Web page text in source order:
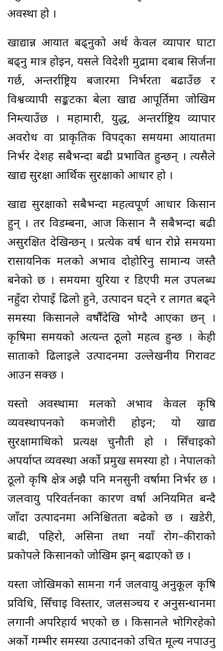
अवस्था हो ।
खाद्यान्न आयात बढ्नुको अर्थ केवल व्यापार घाटा
बढ्नु मात्र होइन, यसले विदेशी मुद्रामा दबाब सिर्जना
गर्छ, अन्तर्राष्ट्रिय बजारमा निर्भरता बढाउँछ र
विश्वव्यापी सङ्कटका बेला खाद्य आपूर्तिमा जोखिम
निम्त्याउँछ । महामारी, युद्ध, अन्तर्राष्ट्रिय व्यापार
अवरोध वा प्राकृतिक विपद्का समयमा आयातमा
निर्भर देशहरू सबैभन्दा बढी प्रभावित हुन्छन् । त्यसैले
खाद्य सुरक्षा आर्थिक सुरक्षाको आधार हो ।
खाद्य सुरक्षाको सबैभन्दा महत्वपूर्ण आधार किसान
हुन् । तर विडम्बना, आज किसान नै सबैभन्दा बढी
असुरक्षित देखिन्छन् । प्रत्येक वर्ष धान रोप्ने समयमा
रासायनिक मलको अभाव दोहोरिनु सामान्य जस्तै
बनेको छ । समयमा युरिया र डिएपी मल उपलब्ध
नहुँदा रोपाइँ ढिलो हुने, उत्पादन घट्ने र लागत बढ्ने
समस्या किसानले वर्षौंदेखि भोग्दै आएका छन् ।
कृषिमा समयको अत्यन्त ठूलो महत्व हुन्छ । केही
साताको ढिलाइले उत्पादनमा उल्लेखनीय गिरावट
आउन सक्छ ।
यस्तो अवस्थामा मलको अभाव केवल कृषि
व्यवस्थापनको कमजोरी होइन; यो खाद्य
सुरक्षामाथिको प्रत्यक्ष चुनौती हो । सिँचाइको
अपर्याप्त व्यवस्था अर्को प्रमुख समस्या हो । नेपालको
ठूलो कृषि क्षेत्र अझै पनि मनसुनी वर्षामा निर्भर छ ।
जलवायु परिवर्तनका कारण वर्षा अनियमित बन्दै
जाँदा उत्पादनमा अनिश्चितता बढेको छ । खडेरी,
बाढी, पहिरो, असिना तथा नयाँ रोग–कीराको
प्रकोपले किसानको जोखिम झन् बढाएको छ ।
यस्ता जोखिमको सामना गर्न जलवायु अनुकूल कृषि
प्रविधि, सिँचाइ विस्तार, जलसञ्चय र अनुसन्धानमा
लगानी अपरिहार्य भएको छ । किसानले भोगिरहेको
अर्को गम्भीर समस्या उत्पादनको उचित मूल्य नपाउनु